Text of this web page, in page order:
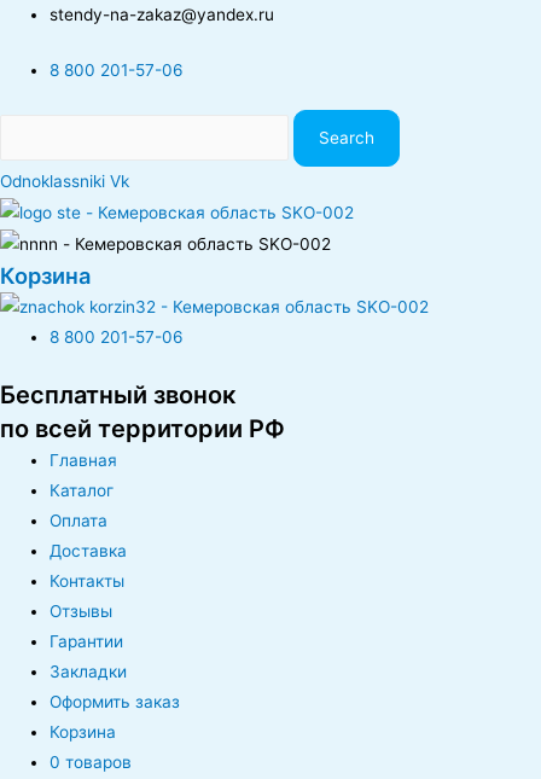
stendy-na-zakaz@yandex.ru
8 800 201-57-06
Search
Odnoklassniki Vk
Корзина
8 800 201-57-06
Бесплатный звонок
по всей территории РФ
Главная
Каталог
Оплата
Доставка
Контакты
Отзывы
Гарантии
Закладки
Оформить заказ
Корзина
0 товаров